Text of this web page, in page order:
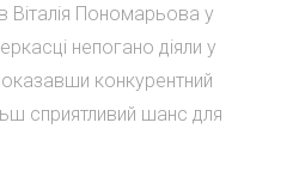
Віталія Пономарьова у
непогано діяли у
конкурентний
сприятливий шанс для